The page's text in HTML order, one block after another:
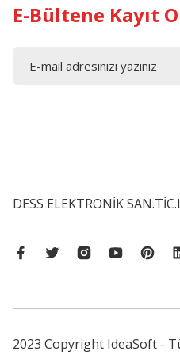
E-Bültene Kayıt
DESS ELEKTRONİK
2023 Copyright IdeaSoft -